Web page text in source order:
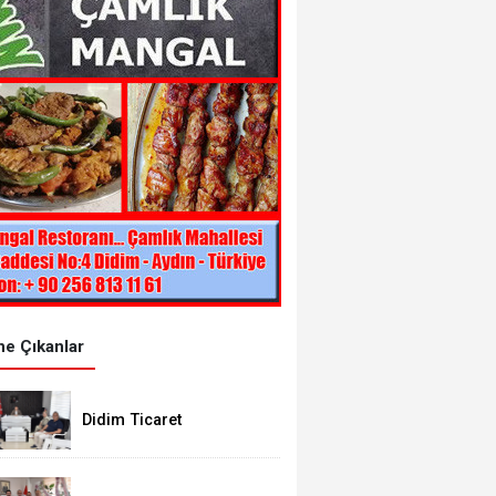
Çıkanlar
Didim Ticaret
Mesut Çoban’a ziyaret